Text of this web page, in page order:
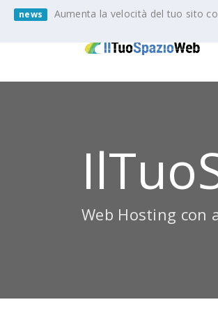
news Aumenta la velocità del tuo sito
Web Hosting con